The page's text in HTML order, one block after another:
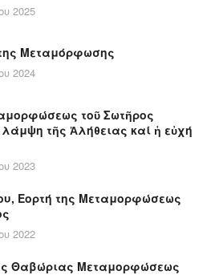
2025
Μεταμόρφωσης
2024
τοῦ Σωτῆρος
τῆς Ἀλήθειας καί ἡ εὐχή
2023
Εορτή της Μεταμορφώσεως
2022
Θαβώριας Μεταμορφώσεως